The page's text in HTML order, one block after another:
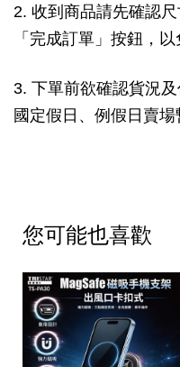
2. 收到商品請先確認
「完成訂單」按鈕，
3. 下單前欲確認貨況
國定假日、例假日賣場
您可能也喜歡